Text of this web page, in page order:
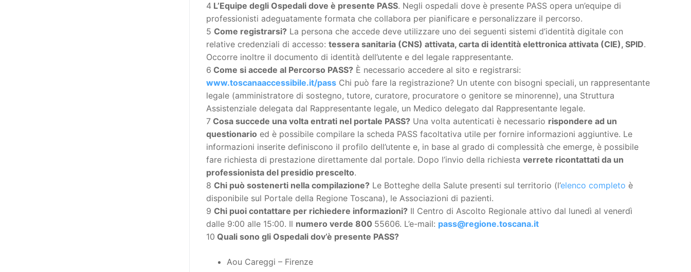
4 L’Equipe degli Ospedali dove è presente PASS. Negli ospedali dove è presente PASS opera un’equipe di
professionisti adeguatamente formata che collabora per pianificare e personalizzare il percorso.
5 Come registrarsi? La persona che accede deve utilizzare uno dei seguenti sistemi d’identità digitale con
relative credenziali di accesso: tessera sanitaria (CNS) attivata, carta di identità elettronica attivata (CIE), SPID.
Occorre inoltre il documento di identità dell’utente e del legale rappresentante.
6 Come si accede al Percorso PASS? È necessario accedere al sito e registrarsi:
www.toscanaaccessibile.it/pass Chi può fare la registrazione? Un utente con bisogni speciali, un rappresentante
legale (amministratore di sostegno, tutore, curatore, procuratore o genitore se minorenne), una Struttura
Assistenziale delegata dal Rappresentante legale, un Medico delegato dal Rappresentante legale.
7 Cosa succede una volta entrati nel portale PASS? Una volta autenticati è necessario rispondere ad un
questionario ed è possibile compilare la scheda PASS facoltativa utile per fornire informazioni aggiuntive. Le
informazioni inserite definiscono il profilo dell’utente e, in base al grado di complessità che emerge, è possibile
fare richiesta di prestazione direttamente dal portale. Dopo l’invio della richiesta verrete ricontattati da un
professionista del presidio prescelto.
8 Chi può sostenerti nella compilazione? Le Botteghe della Salute presenti sul territorio (l’elenco completo è
disponibile sul Portale della Regione Toscana), le Associazioni di pazienti.
9 Chi puoi contattare per richiedere informazioni? Il Centro di Ascolto Regionale attivo dal lunedì al venerdì
dalle 9:00 alle 15:00. Il numero verde 800 55606. L’e-mail: pass@regione.toscana.it
10 Quali sono gli Ospedali dov’è presente PASS?
Aou Careggi – Firenze